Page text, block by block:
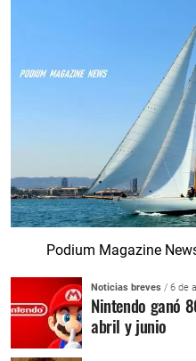
Podium Magazine
Noticias breves / 6 de
Nintendo ganó
abril y junio